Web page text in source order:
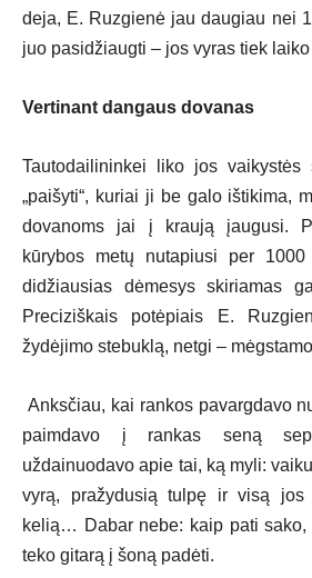
deja, E. Ruzgienė jau daugiau nei
juo pasidžiaugti – jos vyras tiek
Vertinant dangaus dovanas
Tautodailininkei liko jos vaikystės
„paišyti“, kuriai ji be galo ištikima,
dovanoms jai į kraują įaugusi.
kūrybos metų nutapiusi per
didžiausias dėmesys skiriamas
Preciziškais potėpiais E.
žydėjimo stebuklą, netgi –
Anksčiau, kai rankos pavargdavo
paimdavo į rankas seną
uždainuodavo apie tai, ką myli:
vyrą, pražydusią tulpę ir visą jos
kelią… Dabar nebe: kaip pati sako,
teko gitarą į šoną padėti.